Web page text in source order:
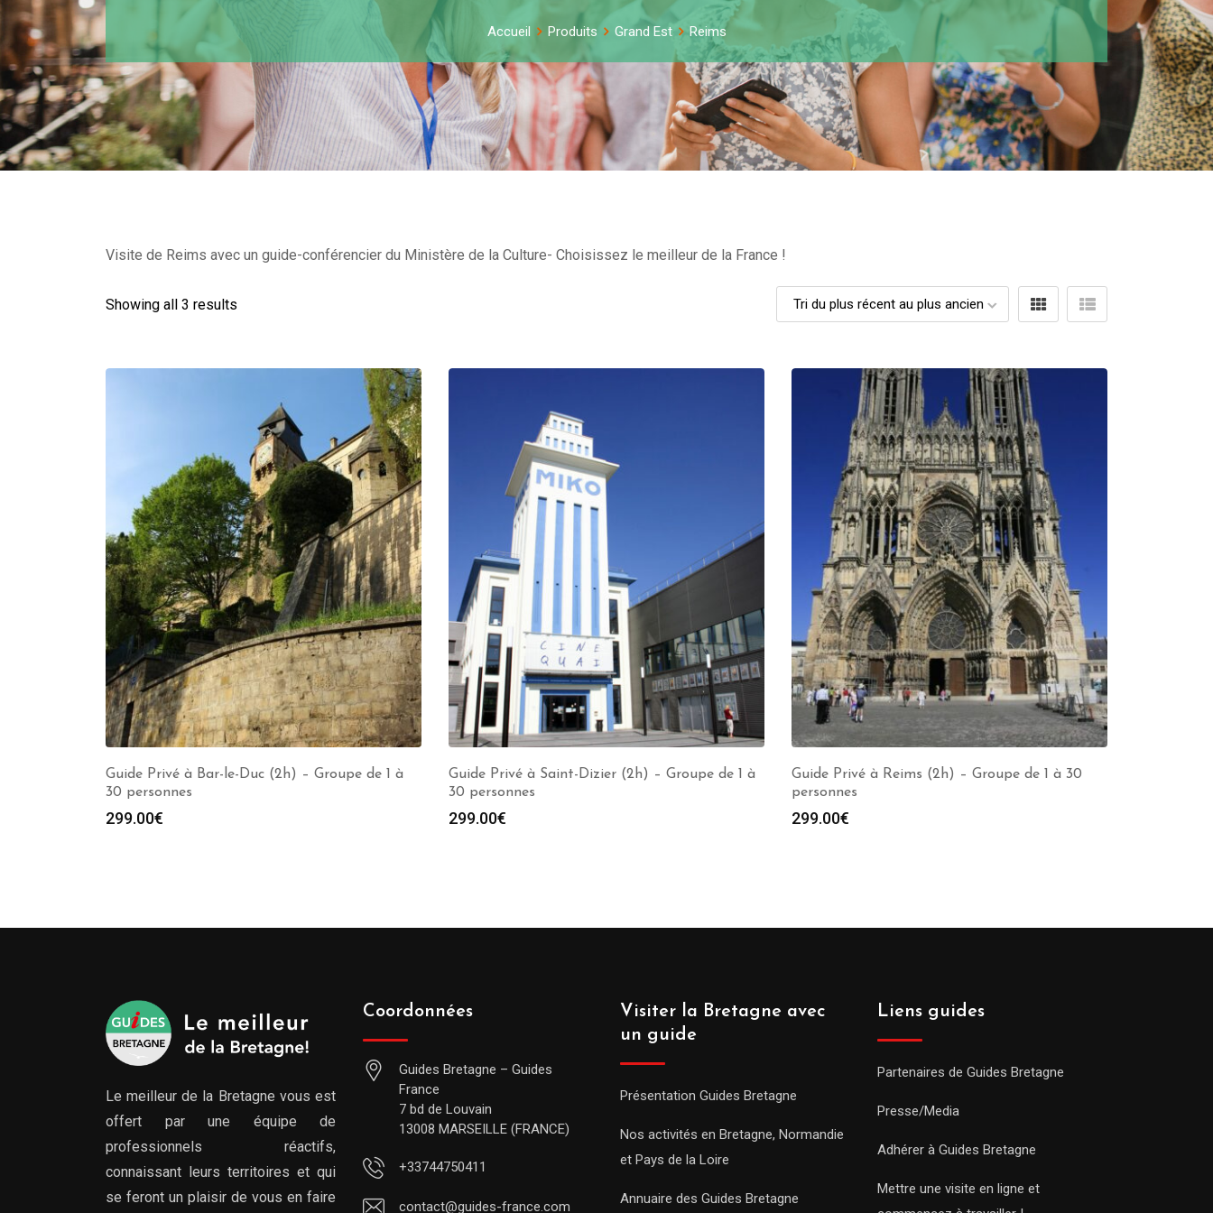
Accueil Produits Grand Est Reims
Visite de Reims avec un guide-conférencier du Ministère de la Culture- Choisissez le meilleur de la France !
Showing all 3 results
Guide Privé à Bar-le-Duc (2h) – Groupe de 1 à
30 personnes
299.00€
Guide Privé à Saint-Dizier (2h) – Groupe de 1 à
30 personnes
299.00€
Guide Privé à Reims (2h) – Groupe de 1 à 30
personnes
299.00€
Le meilleur de la Bretagne vous est
offert par une équipe de
professionnels réactifs,
connaissant leurs territoires et qui
se feront un plaisir de vous en faire
Coordonnées
Guides Bretagne – Guides
France
7 bd de Louvain
13008 MARSEILLE (FRANCE)
+33744750411
contact@guides-france.com
Visiter la Bretagne avec
un guide
Présentation Guides Bretagne
Nos activités en Bretagne, Normandie
et Pays de la Loire
Annuaire des Guides Bretagne
Liens guides
Partenaires de Guides Bretagne
Presse/Media
Adhérer à Guides Bretagne
Mettre une visite en ligne et